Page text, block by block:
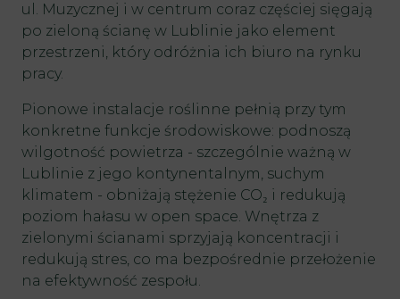
ul. Muzycznej i w centrum coraz częściej sięgają
po zieloną ścianę w Lublinie jako element
przestrzeni, który odróżnia ich biuro na rynku
pracy.
Pionowe instalacje roślinne pełnią przy tym
konkretne funkcje środowiskowe: podnoszą
wilgotność powietrza - szczególnie ważną w
Lublinie z jego kontynentalnym, suchym
klimatem - obniżają stężenie CO₂ i redukują
poziom hałasu w open space. Wnętrza z
zielonymi ścianami sprzyjają koncentracji i
redukują stres, co ma bezpośrednie przełożenie
na efektywność zespołu.